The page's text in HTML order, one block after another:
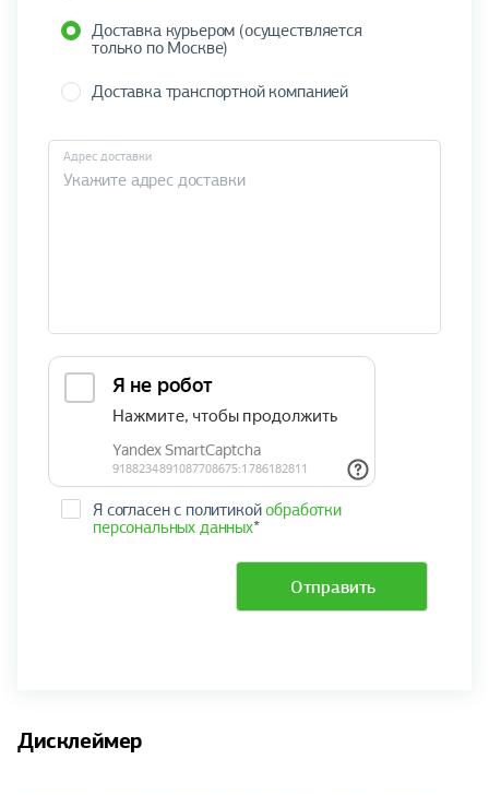
Доставка курьером (осуществляется
только по Москве)
Доставка транспортной компанией
Адрес доставки
Я согласен с политикойобработки
персональных данных*
Отправить
Дисклеймер